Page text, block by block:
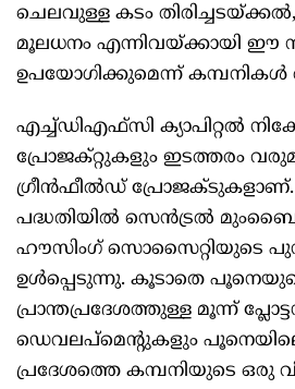
ചെലവുള്ള കടം
മൂലധനം എന്നിവയ്ക്കായി ഈ
ഉപയോഗിക്കുമെന്ന് കമ്പനികൾ
എച്ച്‌ഡിഎഫ്‌സി ക്യാപിറ്റൽ
പ്രോജക്റ്റുകളും ഇടത്തരം
ഗ്രീൻഫീൽഡ്
പദ്ധതിയിൽ സെൻട്രൽ
ഹൗസിംഗ് സൊസൈറ്റിയുടെ
ഉൾപ്പെടുന്നു. കൂടാതെ
പ്രാന്തപ്രദേശത്തുള്ള മൂന്ന്
ഡെവലപ്‌മെന്റുകളും
പ്രദേശത്തെ കമ്പനിയുടെ ഒരു